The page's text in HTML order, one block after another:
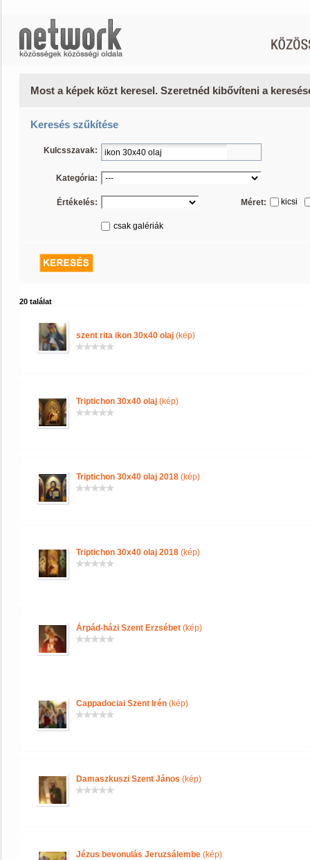
Most a képek közt keresel. Szeretnéd kibővíteni a
Keresés szűkítése
Kulcsszavak:
Kategória:
Értékelés: Méret: kicsi
csak galériák
20 találat
szent rita ikon 30x40 olaj (kép)
Triptichon 30x40 olaj (kép)
Triptichon 30x40 olaj 2018 (kép)
Triptichon 30x40 olaj 2018 (kép)
Árpád-házi Szent Erzsébet (kép)
Cappadociai Szent Irén (kép)
Damaszkuszi Szent János (kép)
Jézus bevonulás Jeruzsálembe (kép)